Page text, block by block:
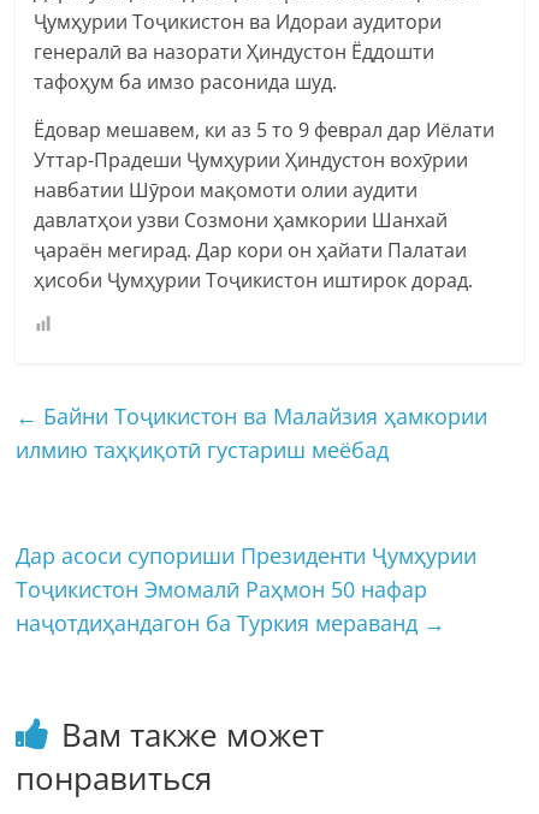
Ҷумҳурии Тоҷикистон ва Идораи аудитори
генералӣ ва назорати Ҳиндустон Ёддошти
тафоҳум ба имзо расонида шуд.
Ёдовар мешавем, ки аз 5 то 9 феврал дар Иёлати
Уттар-Прадеши Ҷумҳурии Ҳиндустон вохӯрии
навбатии Шӯрои мақомоти олии аудити
давлатҳои узви Созмони ҳамкории Шанхай
ҷараён мегирад. Дар кори он ҳайати Палатаи
ҳисоби Ҷумҳурии Тоҷикистон иштирок дорад.
← Байни Тоҷикистон ва Малайзия ҳамкории
илмию таҳқиқотӣ густариш меёбад
Дар асоси супориши Президенти Ҷумҳурии
Тоҷикистон Эмомалӣ Раҳмон 50 нафар
наҷотдиҳандагон ба Туркия мераванд →
Вам также может
понравиться